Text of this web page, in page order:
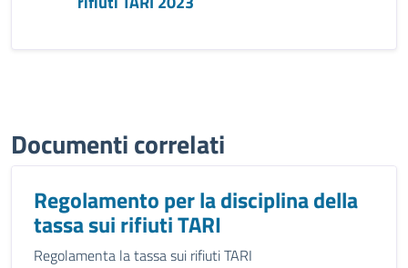
Documenti correlati
Regolamento per la disciplina della
tassa sui rifiuti TARI
Regolamenta la tassa sui rifiuti TARI